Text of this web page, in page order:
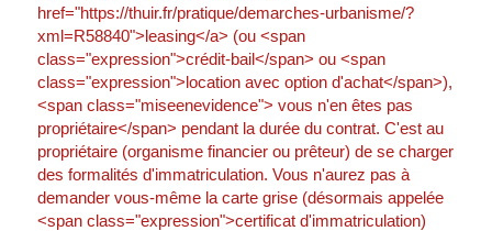
href="https://thuir.fr/pratique/demarches-urbanisme/?
xml=R58840">leasing</a> (ou <span
class="expression">crédit-bail</span> ou <span
class="expression">location avec option d'achat</span>),
<span class="miseenevidence"> vous n'en êtes pas
propriétaire</span> pendant la durée du contrat. C'est au
propriétaire (organisme financier ou prêteur) de se charger
des formalités d'immatriculation. Vous n'aurez pas à
demander vous-même la carte grise (désormais appelée
<span class="expression">certificat d'immatriculation)